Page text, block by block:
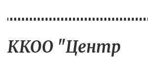
ККОО "Центр